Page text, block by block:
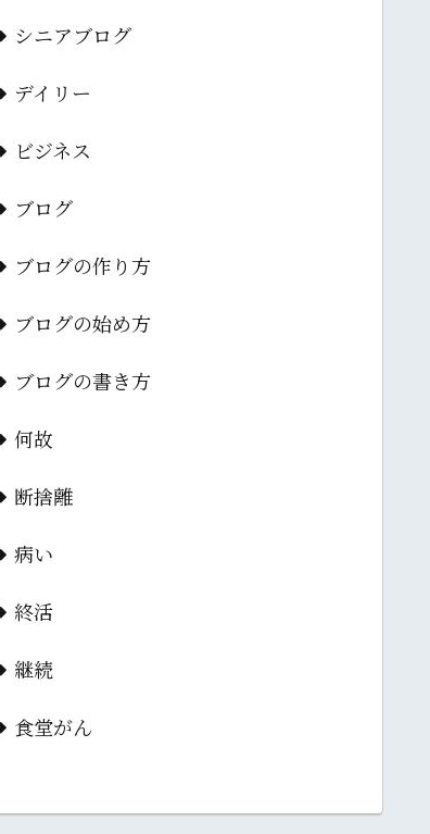
シニアブログ
デイリー
ビジネス
ブログ
ブログの作り方
ブログの始め方
ブログの書き方
何故
断捨離
病い
終活
継続
食堂がん